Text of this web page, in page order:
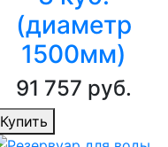
(диаметр
1500мм)
91 757 руб.
Купить